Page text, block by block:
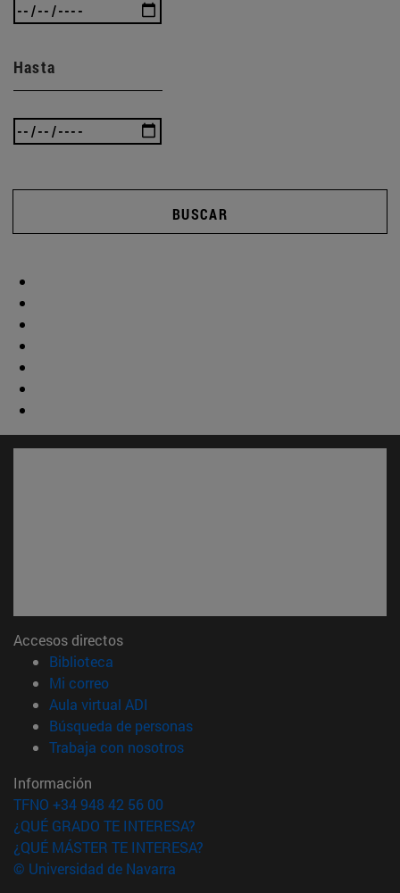
Hasta
BUSCAR
Accesos directos
Biblioteca
Mi correo(abre en nueva ventana)
Aula virtual ADI
Búsqueda de personas(abre en nueva ventana)
Trabaja con nosotros(abre en nueva ventana)
Información
TFNO +34 948 42 56 00
¿QUÉ GRADO TE INTERESA?
¿QUÉ MÁSTER TE INTERESA?
© Universidad de Navarra